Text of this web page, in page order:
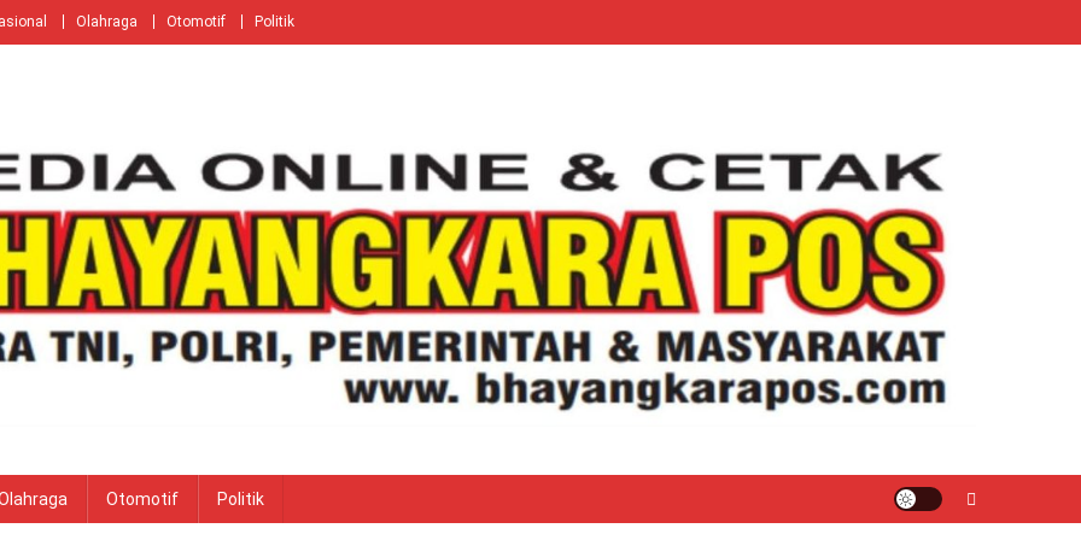
Olahraga Otomotif Politik
Otomotif Politik